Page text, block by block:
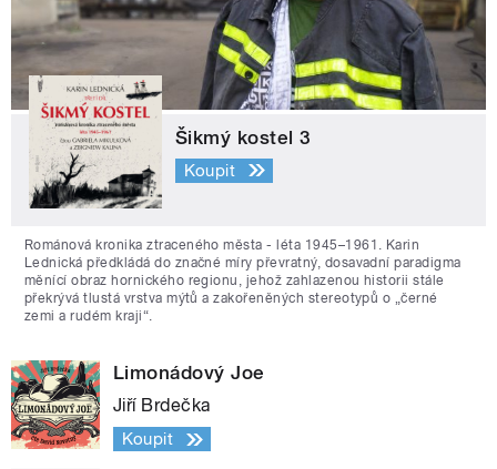
Šikmý kostel 3
Koupit
Románová kronika ztraceného města - léta 1945–1961. Karin
Lednická předkládá do značné míry převratný, dosavadní paradigma
měnící obraz hornického regionu, jehož zahlazenou historii stále
překrývá tlustá vrstva mýtů a zakořeněných stereotypů o „černé
zemi a rudém kraji“.
Limonádový Joe
Jiří Brdečka
Koupit